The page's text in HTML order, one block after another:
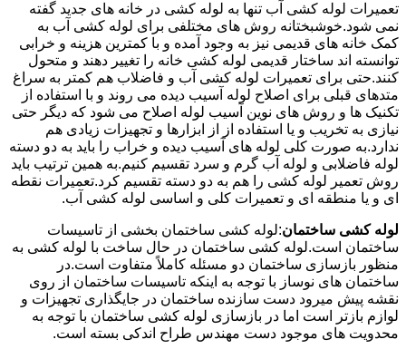
تعمیرات لوله کشی آب تنها به لوله کشی در خانه های جدید گفته
نمی شود.خوشبختانه روش های مختلفی برای لوله کشی آب به
کمک خانه های قدیمی نیز به وجود آمده و با کمترین هزینه و خرابی
توانسته اند ساختار قدیمی لوله کشی خانه را تغییر دهند و متحول
کنند.حتی برای تعمیرات لوله کشی آب و فاضلاب هم کمتر به سراغ
متدهای قبلی برای اصلاح لوله آسیب دیده می روند و با استفاده از
تکنیک ها و روش های نوین آسیب لوله اصلاح می شود که دیگر حتی
نیازی به تخریب و یا استفاده از از ابزارها و تجهیزات زیادی هم
ندارد.به صورت کلی لوله های آسیب دیده و خراب را باید به دو دسته
لوله فاضلابی و لوله آب گرم و سرد تقسیم کنیم.به همین ترتیب باید
روش تعمیر لوله کشی را هم به دو دسته تقسیم کرد.تعمیرات نقطه
ای و یا منطقه ای و تعمیرات کلی و اساسی لوله کشی آب.
لوله کشی ساختمان:لوله کشی ساختمان بخشی از تاسیسات
ساختمان است.لوله کشی ساختمان در حال ساخت با لوله کشی به
منظور بازسازی ساختمان دو مسئله کاملاً متفاوت است.در
ساختمان های نوساز با توجه به اینکه تاسیسات ساختمان از روی
نقشه پیش میرود دست سازنده ساختمان در جایگذاری تجهیزات و
لوازم بازتر است اما در بازسازی لوله کشی ساختمان با توجه به
محدویت های موجود دست مهندس طراح اندکی بسته است.